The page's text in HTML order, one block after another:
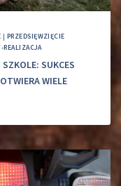
| PRZEDSIĘWZIĘCIE
REALIZACJA
SUKCES
WIELE